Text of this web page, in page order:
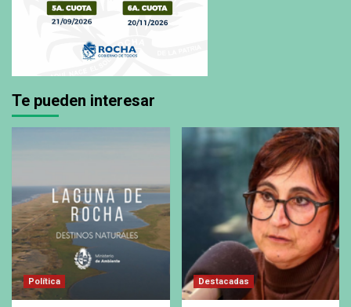
Te pueden interesar
Política Destacadas